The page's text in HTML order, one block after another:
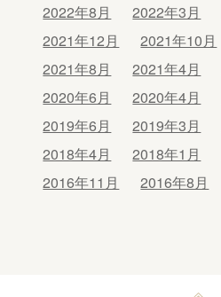
2022年8月
2022年3月
2021年12月
2021年10月
2021年8月
2021年4月
2020年6月
2020年4月
2019年6月
2019年3月
2018年4月
2018年1月
2016年11月
2016年8月